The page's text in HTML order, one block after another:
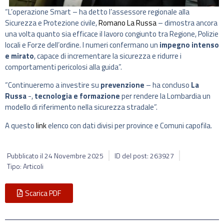
“L’operazione Smart – ha detto l’assessore regionale alla
Sicurezza e Protezione civile,Romano La Russa– dimostra ancora
una volta quanto sia efficace il lavoro congiunto tra Regione, Polizie
locali e Forze dell’ordine. I numeri confermano un impegno intenso
e mirato, capace di incrementare la sicurezza e ridurre i
comportamenti pericolosi alla guida”.
“Continueremo a investire su prevenzione – ha concluso La
Russa-,tecnologia e formazioneper rendere la Lombardia un
modello di riferimento nella sicurezza stradale”.
A questolinkelenco con dati divisi per province e Comuni capofila.
Pubblicato il24 Novembre 2025
ID del post: 263927
Tipo: Articoli
Scarica PDF